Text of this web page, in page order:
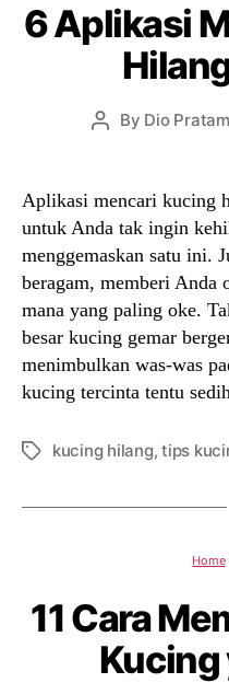
6 Aplikasi
Post
By Dio
Aplikasi mencari kucing
untuk Anda tak ingin
menggemaskan satu ini.
beragam, memberi Anda
mana yang paling oke.
besar kucing gemar
menimbulkan was-was
kucing tercinta tentu
Tagskucing hilang,tips
Home
11 Cara
Kucing